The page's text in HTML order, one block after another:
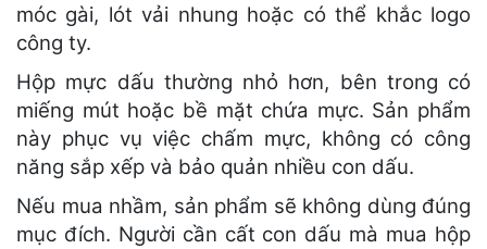
móc gài, lót vải nhung hoặc có thể khắc logo
công ty.
Hộp mực dấu thường nhỏ hơn, bên trong có
miếng mút hoặc bề mặt chứa mực. Sản phẩm
này phục vụ việc chấm mực, không có công
năng sắp xếp và bảo quản nhiều con dấu.
Nếu mua nhầm, sản phẩm sẽ không dùng đúng
mục đích. Người cần cất con dấu mà mua hộp